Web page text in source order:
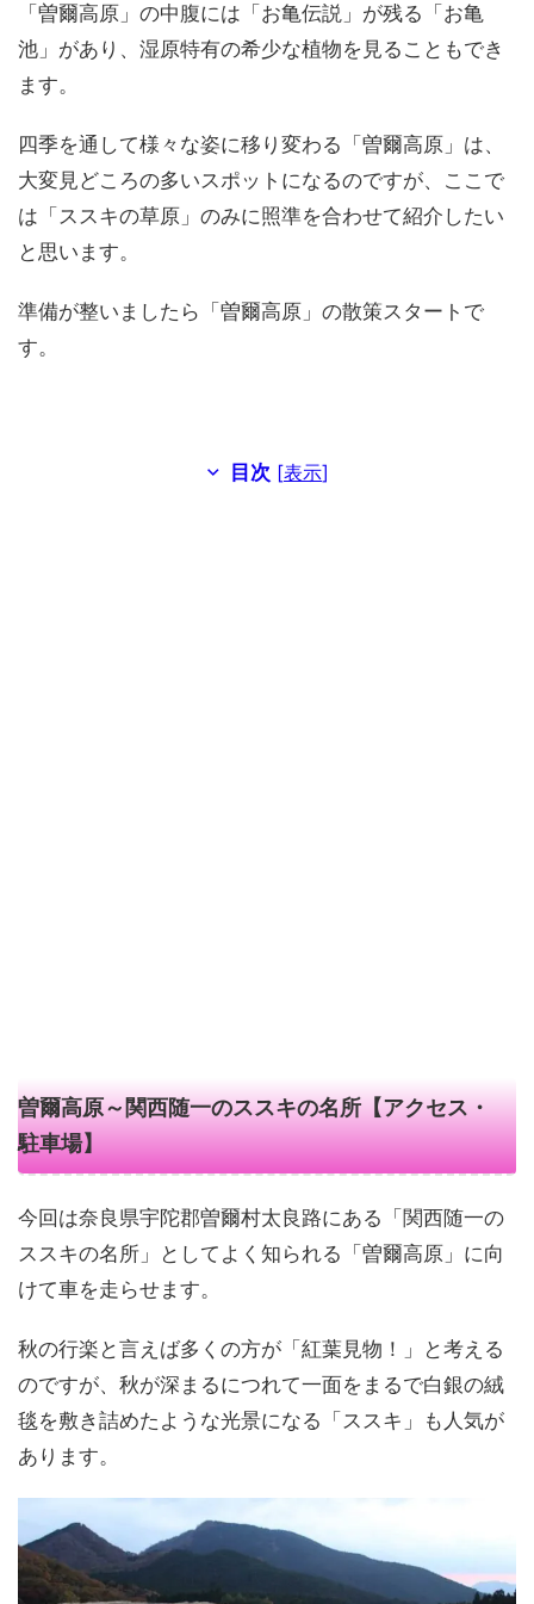
「曽爾高原」の中腹には「お亀伝説」が残る「お亀
池」があり、湿原特有の希少な植物を見ることもでき
ます。
四季を通して様々な姿に移り変わる「曽爾高原」は、
大変見どころの多いスポットになるのですが、ここで
は「ススキの草原」のみに照準を合わせて紹介したい
と思います。
準備が整いましたら「曽爾高原」の散策スタートで
す。
目次 [表示]
曽爾高原～関西随一のススキの名所【アクセス・
駐車場】
今回は奈良県宇陀郡曽爾村太良路にある「関西随一の
ススキの名所」としてよく知られる「曽爾高原」に向
けて車を走らせます。
秋の行楽と言えば多くの方が「紅葉見物！」と考える
のですが、秋が深まるにつれて一面をまるで白銀の絨
毯を敷き詰めたような光景になる「ススキ」も人気が
あります。